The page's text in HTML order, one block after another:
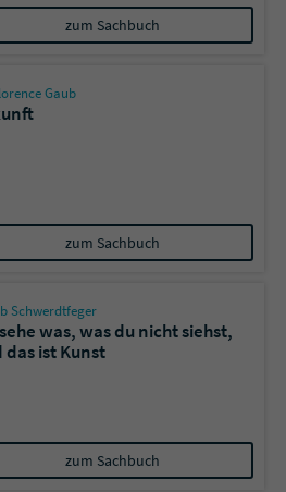
zum Sachbuch
Gaub
zum Sachbuch
Schwerdtfeger
was, was du nicht siehst,
das ist Kunst
zum Sachbuch